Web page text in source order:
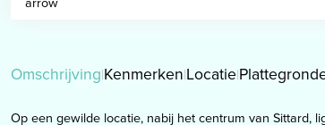
OmschrijvingKenmerkenLocatie
Op een gewilde locatie, nabij het centrum van Sittard,